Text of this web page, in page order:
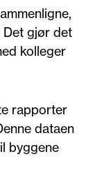
Det gjør det
kolleger
rapporter
dataen
byggene